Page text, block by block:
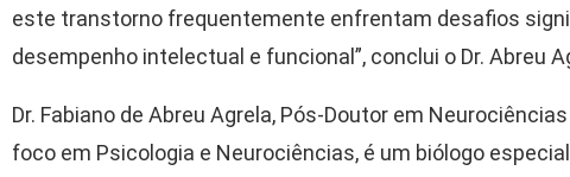
este transtorno frequentemente enfrentam desafios
desempenho intelectual e funcional”, conclui o Dr. Abreu
Dr. Fabiano de Abreu Agrela, Pós-Doutor em
foco em Psicologia e Neurociências, é um biólogo